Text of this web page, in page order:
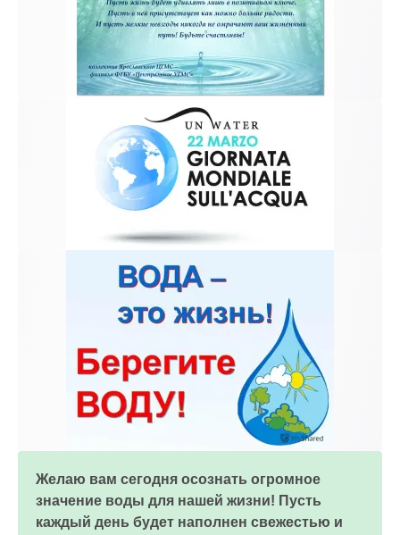
Желаю вам сегодня осознать огромное
значение воды для нашей жизни! Пусть
каждый день будет наполнен свежестью и